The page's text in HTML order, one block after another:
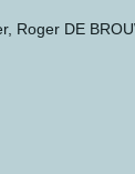
Roger DE